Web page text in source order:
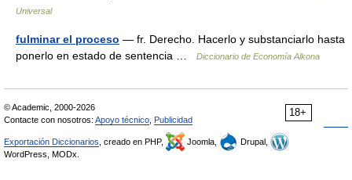
Universal
fulminar el proceso — fr. Derecho. Hacerlo y substanciarlo hasta
ponerlo en estado de sentencia …
Diccionario de Economía Alkona
18+
© Academic, 2000-2026
Contacte con nosotros: Apoyo técnico Publicidad
Exportación Diccionarios , creado en PHP, Joomla,
Drupal,
WordPress, MODx.